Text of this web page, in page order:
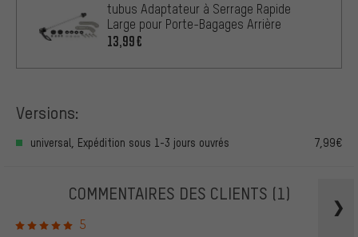
tubus Adaptateur à Serrage Rapide
Large pour Porte-Bagages Arrière
13,99€
Versions:
universal, Expédition sous 1-3 jours ouvrés 7,99€
COMMENTAIRES DES CLIENTS (1)
5